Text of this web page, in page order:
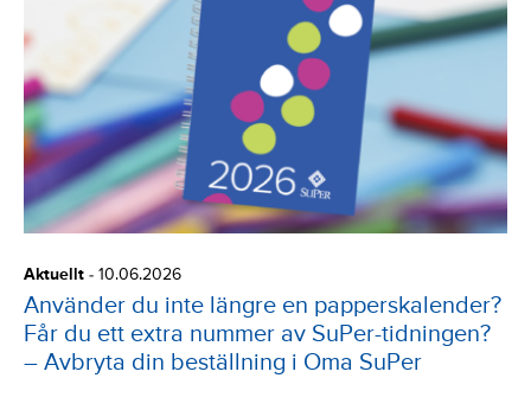
Aktuellt - 10.06.2026
Använder du inte längre en papperskalender?
Får du ett extra nummer av SuPer-tidningen?
– Avbryta din beställning i Oma SuPer